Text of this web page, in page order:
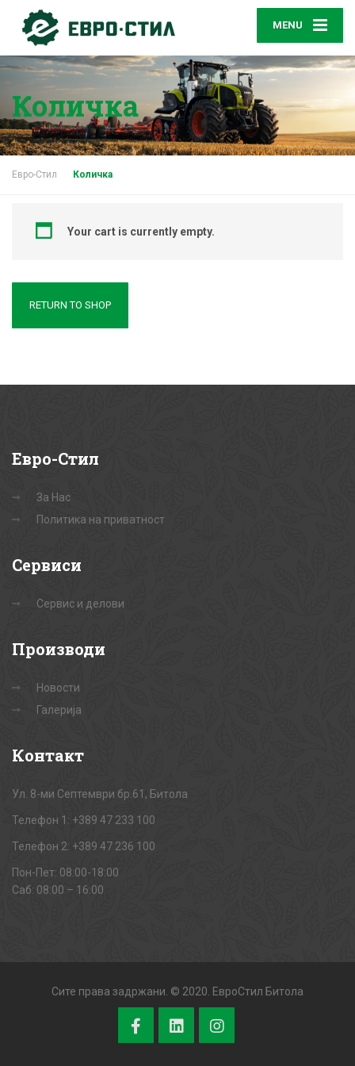
MENU
Количка
Евро-Стил Количка
Your cart is currently empty.
RETURN TO SHOP
Евро-Стил
За Нас
Политика на приватност
Сервиси
Сервис и делови
Производи
Новости
Галерија
Контакт
Ул. 8-ми Септември бр.61, Битола
Телефон 1: +389 47 233 100
Телефон 2: +389 47 236 100
Пон-Пет: 08:00-18:00
Саб: 08:00 – 16:00
Сите права задржани. © 2020. ЕвроСтил Битола